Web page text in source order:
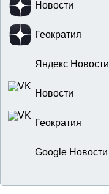
Новости
Геократия
Яндекс Новости
Новости
Геократия
Google Новости